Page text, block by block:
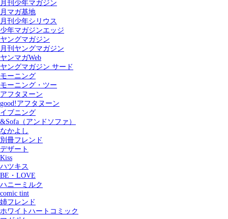
月刊少年マガジン
月マガ基地
月刊少年シリウス
少年マガジンエッジ
ヤングマガジン
月刊ヤングマガジン
ヤンマガWeb
ヤングマガジン サード
モーニング
モーニング・ツー
アフタヌーン
good!アフタヌーン
イブニング
&Sofa（アンドソファ）
なかよし
別冊フレンド
デザート
Kiss
ハツキス
BE・LOVE
ハニーミルク
comic tint
姉フレンド
ホワイトハートコミック